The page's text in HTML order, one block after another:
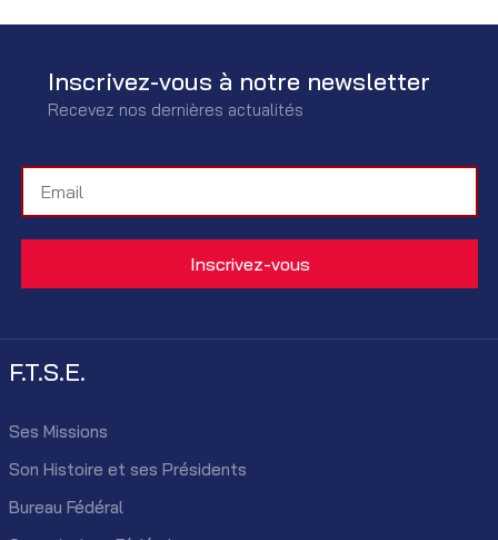
Inscrivez-vous à notre newsletter
Recevez nos dernières actualités
F.T.S.E.
Ses Missions
Son Histoire et ses Présidents
Bureau Fédéral